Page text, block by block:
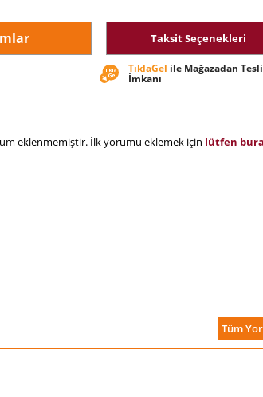
Taksit Seçenekleri
TıklaGel ile Mağazadan
İmkanı
eklenmemiştir. İlk yorumu eklemek için lütfen
Tüm